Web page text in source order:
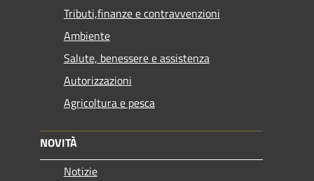
Tributi,finanze e contravvenzioni
Ambiente
Salute, benessere e assistenza
Autorizzazioni
Agricoltura e pesca
NOVITÀ
Notizie